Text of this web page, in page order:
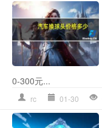
0-300元...
rc 01-30